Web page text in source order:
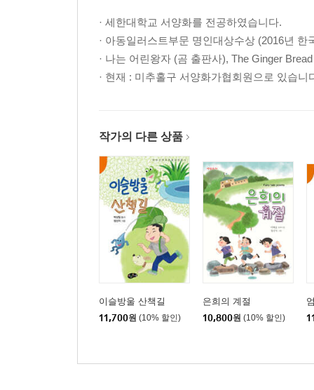
겨울엔 산이 …80
강아지풀 …82
별 …84
풍경화 …90
밤송이 …92
별꽃 …95
ㅁ을 ㅇ으로 …98
갈팡질팡 …100
베란다 난간에 핀 빗방울 …103
거울 보며 …106
· 세한대학교 서양화를 전공하였습니다.
· 아동일러스트부문 명인대상수상 (2016년
· 나는 어린왕자 (곰 출판사), The Ginger
· 현재 : 미추홀구 서양화가협회원으로 있습니
작가의 다른 상품
이슬방울 산책길
11,700원 (10% 할인)
은희의 계절
10,800원 (10% 할인)